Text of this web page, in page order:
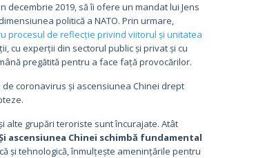
decembrie 2019, să îi ofere un mandat lui Jens
politică a NATO. Prin urmare,
procesul de reflecție privind viitorul și unitatea
cu experții din sectorul public și privat și cu
pregătită pentru a face față provocărilor.
coronavirus și ascensiunea Chinei drept
și alte grupări teroriste sunt încurajate. Atât
ascensiunea Chinei schimbă fundamental
și tehnologică, înmulțește amenințările pentru